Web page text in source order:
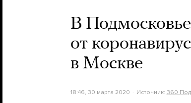
В
от
в Москве
18:46, 30 марта 2020 Источник: 360